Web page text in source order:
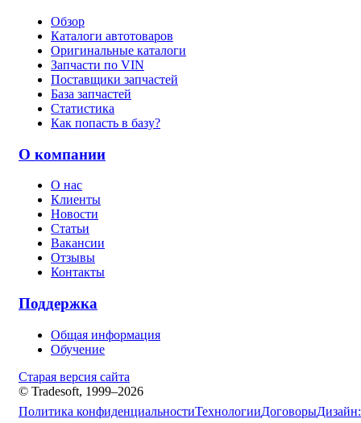
Обзор
Каталоги автотоваров
Оригинальные каталоги
Запчасти по VIN
Поставщики запчастей
База запчастей
Статистика
Как попасть в базу?
О компании
О нас
Клиенты
Новости
Статьи
Вакансии
Отзывы
Контакты
Поддержка
Общая информация
Обучение
Старая версия сайта
© Tradesoft, 1999–2026
Политика конфиденциальностиТехнологииДоговорыДизайн: